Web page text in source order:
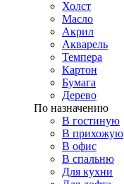
Холст
Масло
Акрил
Акварель
Темпера
Картон
Бумага
Дерево
По назначению
В гостиную
В прихожую
В офис
В спальню
Для кухни